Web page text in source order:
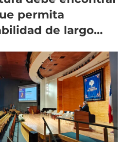
permita
de largo